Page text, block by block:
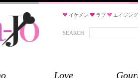
イケメン ラブ エイジン
SEARCH
Love